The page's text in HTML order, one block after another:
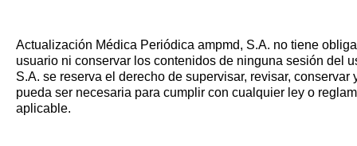
Actualización Médica Periódica ampmd, S.A. no tiene
usuario ni conservar los contenidos de ninguna sesión del
S.A. se reserva el derecho de supervisar, revisar,
pueda ser necesaria para cumplir con cualquier ley o
aplicable.